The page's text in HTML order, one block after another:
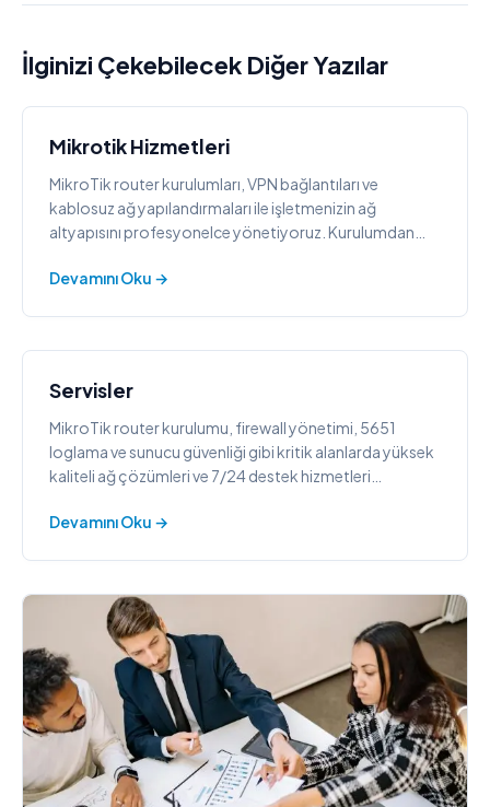
İlginizi Çekebilecek Diğer Yazılar
Mikrotik Hizmetleri
MikroTik router kurulumları, VPN bağlantıları ve
kablosuz ağ yapılandırmaları ile işletmenizin ağ
altyapısını profesyonelce yönetiyoruz. Kurulumdan
döngüsünde yanınızdayız.
Devamını Oku →
Servisler
MikroTik router kurulumu, firewall yönetimi, 5651
loglama ve sunucu güvenliği gibi kritik alanlarda yüksek
kaliteli ağ çözümleri ve 7/24 destek hizmetleri
Devamını Oku →